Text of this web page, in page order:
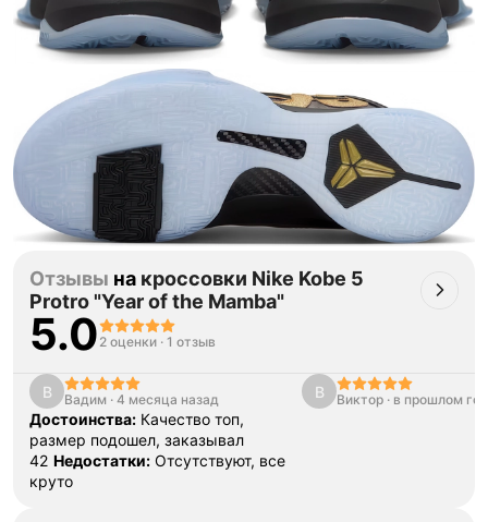
Как мы провеяем товары
Отзывы на кроссовки Nike Kobe 5
Protro "Year of the Mamba"
5.0 2 оценки · 1 отзыв
В Вадим · 4 месяца назад
Достоинства: Качество топ,
размер подошел, заказывал
42 Недостатки: Отсутствуют, все
круто
В Виктор · в прошлом